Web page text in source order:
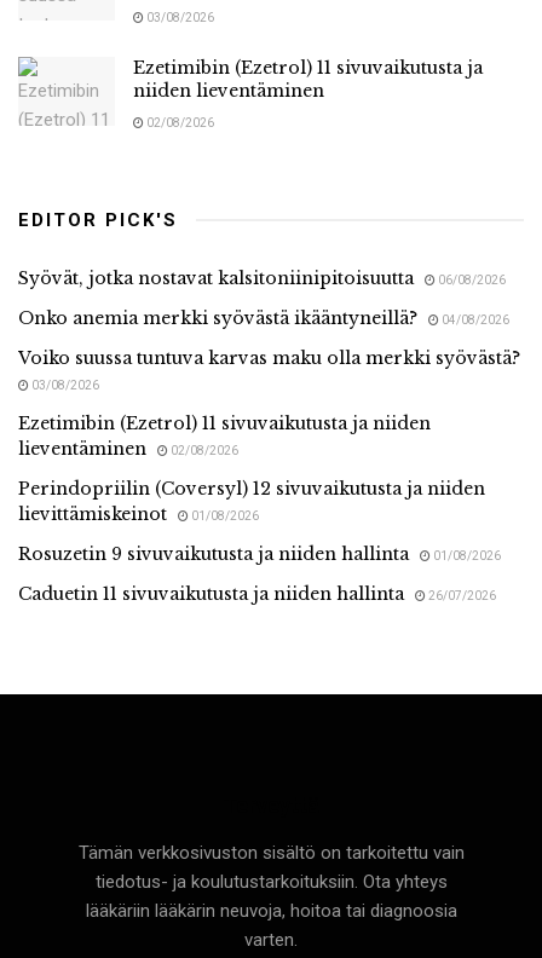
03/08/2026
Ezetimibin (Ezetrol) 11 sivuvaikutusta ja
niiden lieventäminen
02/08/2026
EDITOR PICK'S
Syövät, jotka nostavat kalsitoniinipitoisuutta 06/08/2026
Onko anemia merkki syövästä ikääntyneillä? 04/08/2026
Voiko suussa tuntuva karvas maku olla merkki syövästä?
03/08/2026
Ezetimibin (Ezetrol) 11 sivuvaikutusta ja niiden
lieventäminen
02/08/2026
Perindopriilin (Coversyl) 12 sivuvaikutusta ja niiden
lievittämiskeinot
01/08/2026
Rosuzetin 9 sivuvaikutusta ja niiden hallinta 01/08/2026
Caduetin 11 sivuvaikutusta ja niiden hallinta 26/07/2026
Tämän verkkosivuston sisältö on tarkoitettu vain
tiedotus- ja koulutustarkoituksiin. Ota yhteys
lääkäriin lääkärin neuvoja, hoitoa tai diagnoosia
varten.